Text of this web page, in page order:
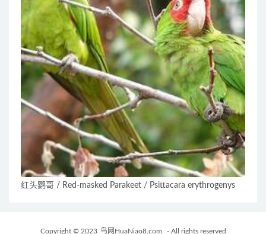
红头鹦哥 / Red-masked Parakeet / Psittacara erythrogenys
Copyright © 2023 鸟网HuaNiao8.com - All rights reserved